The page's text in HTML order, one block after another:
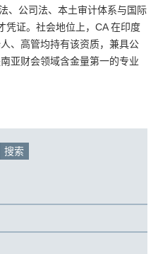
、公司法、本土审计体系与国际
凭证。社会地位上，CA 在印度
、高管均持有该资质，兼具公
亚财会领域含金量第一的专业